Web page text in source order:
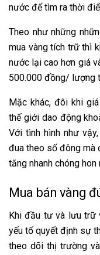
nước để tìm ra thời
Theo như những
mua vàng tích trữ thì
nước lại cao hơn giá
500.000 đồng/ lượng
Mặc khác, đôi khi
thế giới dao động
Với tình hình như
đua theo số đông mà
tăng nhanh chóng hon
Mua bán vàng
Khi đầu tư và lưu trữ
yếu tố quyết định sự
theo dõi thị trường